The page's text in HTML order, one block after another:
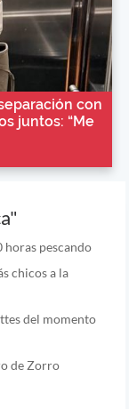
con
juntos: “Me
horas pescando
chicos a la
del momento
de Zorro